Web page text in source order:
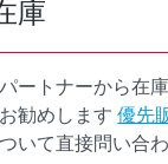
庫
ートナーから在
勧めします 優先
いて直接問い合